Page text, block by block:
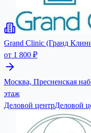
Grand Clinic (Гранд
от 1 800 ₽
Москва, Пресненская
этаж
Деловой центрДеловой